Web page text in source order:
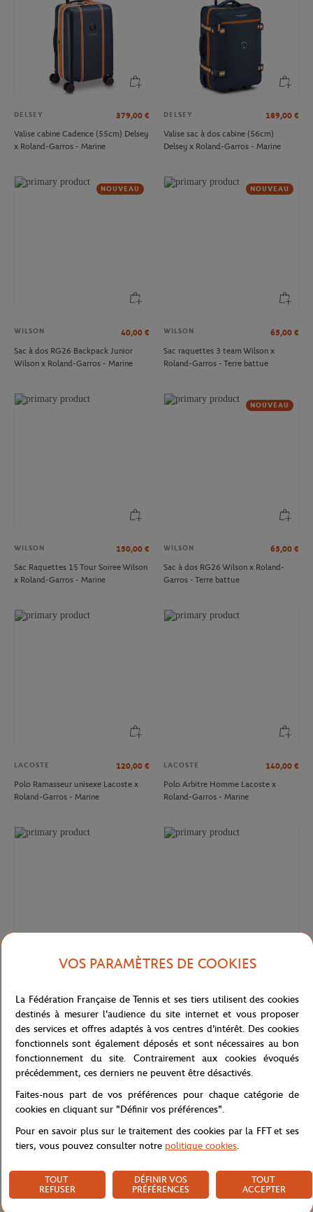
DELSEY 379,00 €
Valise cabine Cadence (55cm) Delsey
x Roland-Garros - Marine
DELSEY 189,00 €
Valise sac à dos cabine (56cm)
Delsey x Roland-Garros - Marine
NOUVEAU
WILSON 40,00 €
Sac à dos RG26 Backpack Junior
Wilson x Roland-Garros - Marine
NOUVEAU
WILSON 65,00 €
Sac raquettes 3 team Wilson x
Roland-Garros - Terre battue
WILSON 150,00 €
Sac Raquettes 15 Tour Soiree Wilson
x Roland-Garros - Marine
NOUVEAU
WILSON 65,00 €
Sac à dos RG26 Wilson x Roland-
Garros - Terre battue
LACOSTE 120,00 €
Polo Ramasseur unisexe Lacoste x
Roland-Garros - Marine
LACOSTE 140,00 €
Polo Arbitre Homme Lacoste x
Roland-Garros - Marine
Jupe Ramasseuse femme Lacoste x
Roland-Garros - Blanc
T-shirt Performance homme Lacoste
x Roland-Garros - Vert
WILSON 8,00 €
WILSON 32,00 €
VOS PARAMÈTRES DE COOKIES
La Fédération Française de Tennis et ses tiers utilisent des cookies
destinés à mesurer l'audience du site internet et vous proposer
des services et offres adaptés à vos centres d'intérêt. Des cookies
fonctionnels sont également déposés et sont nécessaires au bon
fonctionnement du site. Contrairement aux cookies évoqués
précédemment, ces derniers ne peuvent être désactivés.
Faites-nous part de vos préférences pour chaque catégorie de
cookies en cliquant sur "Définir vos préférences".
Pour en savoir plus sur le traitement des cookies par la FFT et ses
tiers, vous pouvez consulter notre politique cookies.
TOUT
REFUSER
DÉFINIR VOS
PRÉFÉRENCES
TOUT
ACCEPTER